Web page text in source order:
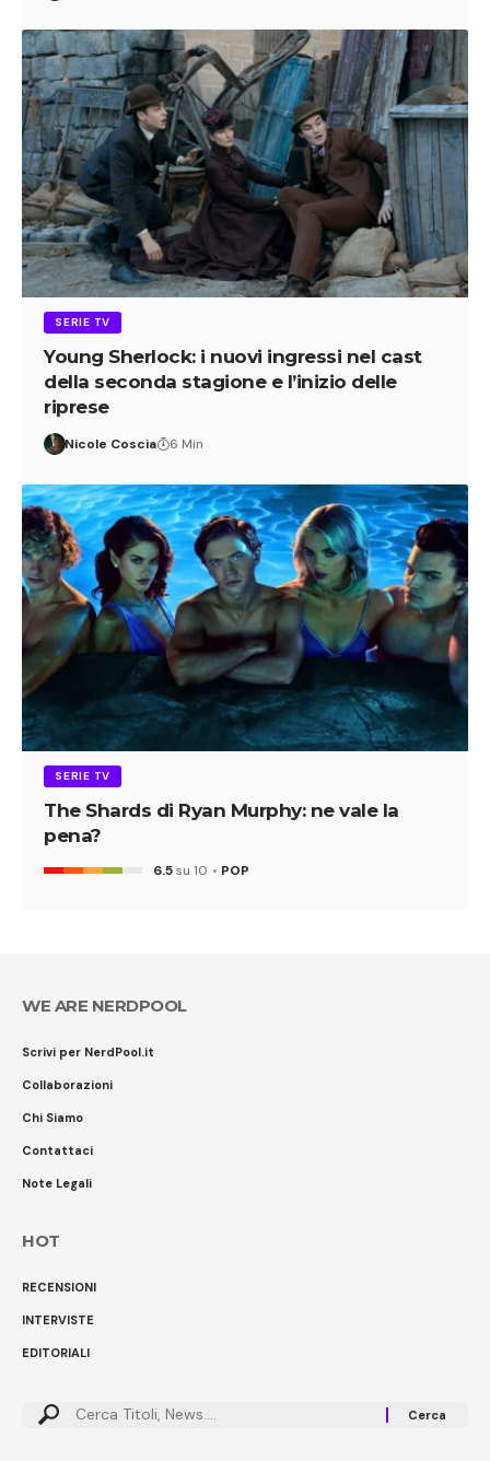
SERIE TV
Young Sherlock: i nuovi ingressi nel cast
della seconda stagione e l’inizio delle
riprese
Nicole Coscia 6 Min
SERIE TV
The Shards di Ryan Murphy: ne vale la
pena?
6.5su 10 POP
WE ARE NERDPOOL
Scrivi per NerdPool.it
Collaborazioni
Chi Siamo
Contattaci
Note Legali
HOT
RECENSIONI
INTERVISTE
EDITORIALI